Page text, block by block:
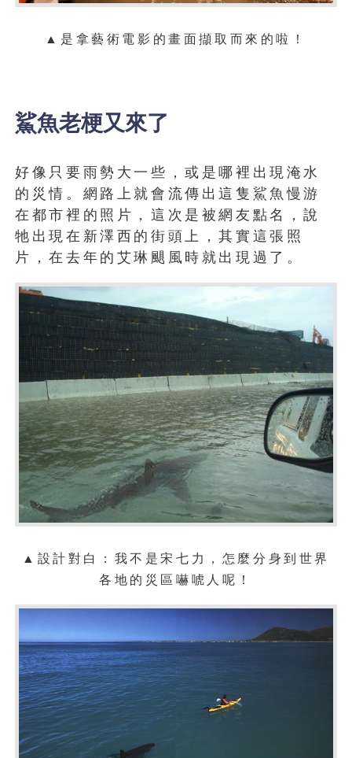
▲是拿藝術電影的畫面擷取而來的啦！
鯊魚老梗又來了
好像只要雨勢大一些，或是哪裡出現淹水
的災情。網路上就會流傳出這隻鯊魚慢游
在都市裡的照片，這次是被網友點名，說
牠出現在新澤西的街頭上，其實這張照
片，在去年的艾琳颶風時就出現過了。
▲設計對白：我不是宋七力，怎麼分身到世界
各地的災區嚇唬人呢！